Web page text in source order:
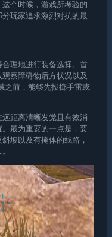
个时候，游戏所考验的
玩家追求激烈对抗的最
理地进行装备选择。首
察障碍物后方状况以及
之前，能够先投掷手雷或
距离清晰发觉且有效消
最为重要的一点是，要
坡以及有掩体的线路，